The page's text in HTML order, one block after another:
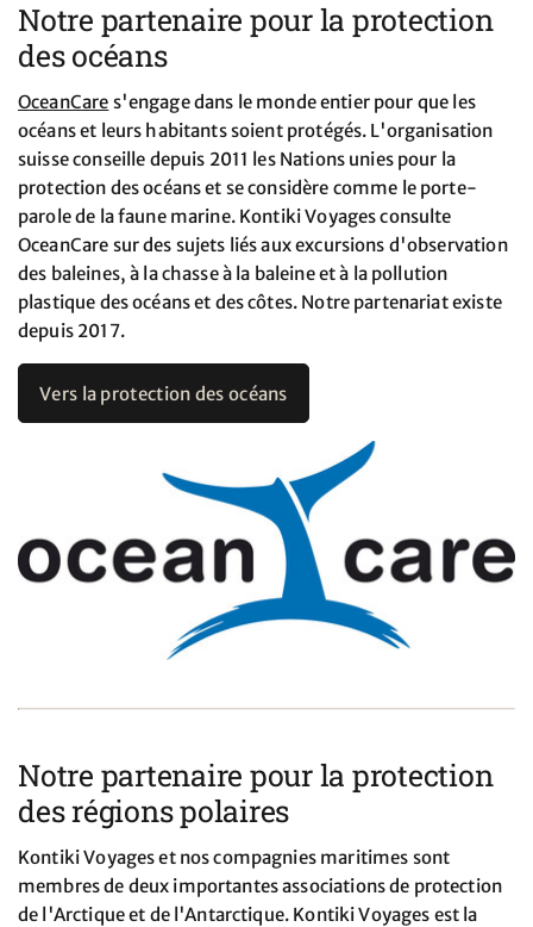
Notre partenaire pour la protection
des océans
OceanCare s'engage dans le monde entier pour que les
océans et leurs habitants soient protégés. L'organisation
suisse conseille depuis 2011 les Nations unies pour la
protection des océans et se considère comme le porte-
parole de la faune marine. Kontiki Voyages consulte
OceanCare sur des sujets liés aux excursions d'observation
des baleines, à la chasse à la baleine et à la pollution
plastique des océans et des côtes. Notre partenariat existe
depuis 2017.
Vers la protection des océans
Notre partenaire pour la protection
des régions polaires
Kontiki Voyages et nos compagnies maritimes sont
membres de deux importantes associations de protection
de l'Arctique et de l'Antarctique. Kontiki Voyages est la